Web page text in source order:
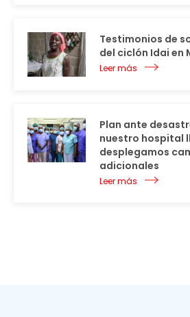
Testimonios de
del ciclón Idai en
Leer más
Plan ante
nuestro hospital
desplegamos
adicionales
Leer más